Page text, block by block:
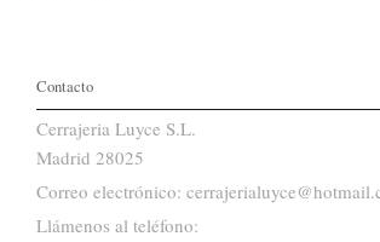
Contacto
Cerrajeria Luyce S.L.
Madrid 28025
Correo electrónico:
Llámenos al teléfono: